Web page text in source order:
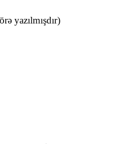
yazılmışdır)